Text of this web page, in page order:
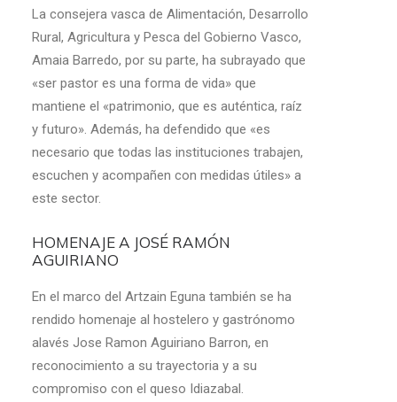
La consejera vasca de Alimentación, Desarrollo
Rural, Agricultura y Pesca del Gobierno Vasco,
Amaia Barredo, por su parte, ha subrayado que
«ser pastor es una forma de vida» que
mantiene el «patrimonio, que es auténtica, raíz
y futuro». Además, ha defendido que «es
necesario que todas las instituciones trabajen,
escuchen y acompañen con medidas útiles» a
este sector.
HOMENAJE A JOSÉ RAMÓN
AGUIRIANO
En el marco del Artzain Eguna también se ha
rendido homenaje al hostelero y gastrónomo
alavés Jose Ramon Aguiriano Barron, en
reconocimiento a su trayectoria y a su
compromiso con el queso Idiazabal.